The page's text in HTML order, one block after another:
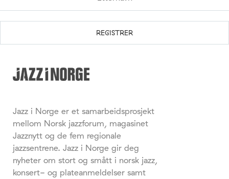
Jazz i Norge er et samarbeidsprosjekt
mellom Norsk jazzforum, magasinet
Jazznytt og de fem regionale
jazzsentrene. Jazz i Norge gir deg
nyheter om stort og smått i norsk jazz,
konsert- og plateanmeldelser samt